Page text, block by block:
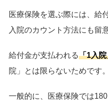
医療保険を選ぶ際には、給
入院のカウント方法にも留
給付金が支払われる「1入院
院」とは限らないためです。
一般的に、医療保険では